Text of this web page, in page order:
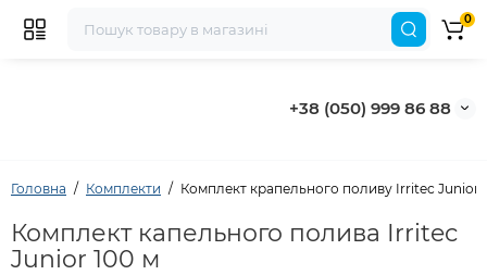
+38 (050) 999 86 88
0
Головна Комплекти Комплект крапельного поливу Irritec Junior
Комплект капельного полива Irritec
Junior 100 м